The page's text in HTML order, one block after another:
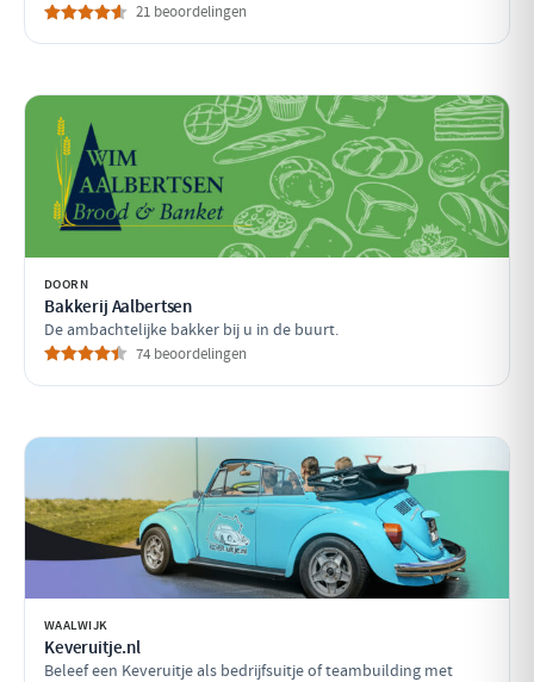
21 beoordelingen
DOORN
Bakkerij Aalbertsen
De ambachtelijke bakker bij u in de buurt.
74 beoordelingen
WAALWIJK
Keveruitje.nl
Beleef een Keveruitje als bedrijfsuitje of teambuilding met